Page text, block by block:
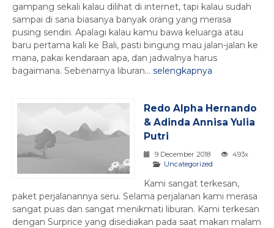
gampang sekali kalau dilihat di internet, tapi kalau sudah
sampai di sana biasanya banyak orang yang merasa
pusing sendiri. Apalagi kalau kamu bawa keluarga atau
baru pertama kali ke Bali, pasti bingung mau jalan-jalan ke
mana, pakai kendaraan apa, dan jadwalnya harus
bagaimana. Sebenarnya liburan... selengkapnya
Redo Alpha Hernando
& Adinda Annisa Yulia
Putri
9 December 2018
493x
Uncategorized
Kami sangat terkesan,
paket perjalanannya seru. Selama perjalanan kami merasa
sangat puas dan sangat menikmati liburan. Kami terkesan
dengan Surprice yang disediakan pada saat makan malam